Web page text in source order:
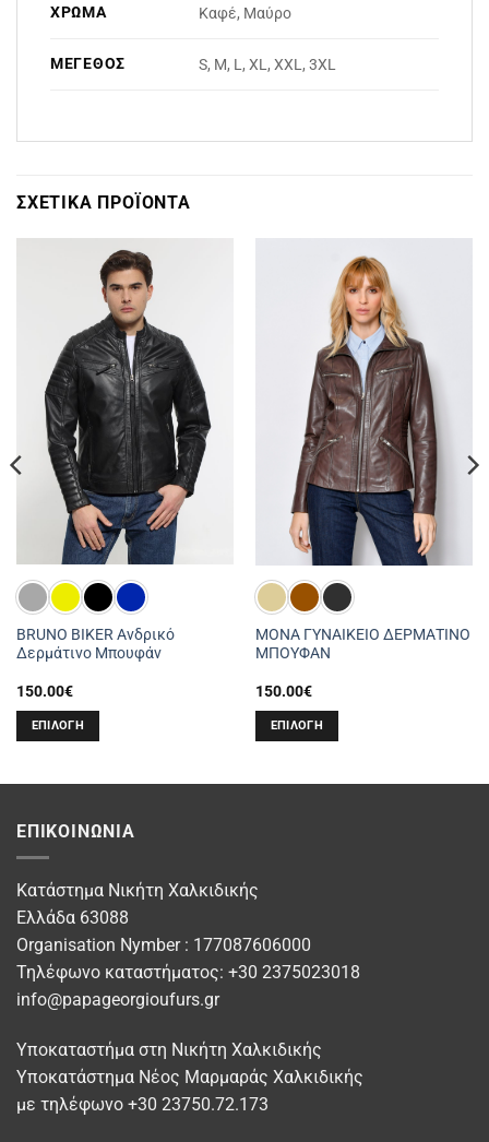
ΧΡΏΜΑ Καφέ, Μαύρο
ΜΈΓΕΘΟΣ S, M, L, XL, XXL, 3XL
ΣΧΕΤΙΚΆ ΠΡΟΪΌΝΤΑ
BRUNO BIKER Ανδρικό
Δερμάτινο Μπουφάν
150.00€
ΕΠΙΛΟΓΉ
πολλαπλές
Οι
επιλογές
μπορούν
επιλεγούν
στη
του
προϊόντος
MONA ΓΥΝΑΙΚΕΙΟ ΔΕΡΜΑΤΙΝΟ
ΜΠΟΥΦΑΝ
150.00€
ΕΠΙΛΟΓΉ
Οι
μπορούν
επιλεγούν
του
προϊόντος
ΕΠΙΚΟΙΝΩΝΊΑ
Κατάστημα Νικήτη Χαλκιδικής
Ελλάδα 63088
Organisation Nymber : 177087606000
Τηλέφωνο καταστήματος: +30 2375023018
info@papageorgioufurs.gr
Υποκαταστήμα στη Νικήτη Χαλκιδικής
Υποκατάστημα Νέος Μαρμαράς Χαλκιδικής
με τηλέφωνο +30 23750.72.173